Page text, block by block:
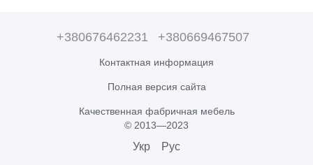
+380676462231 +380669467507
Контактная информация
Полная версия сайта
Качественная фабричная мебель
© 2013—2023
Укр Рус